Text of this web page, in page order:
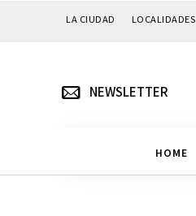
LA CIUDAD LOCALIDADES
NEWSLETTER
HOME